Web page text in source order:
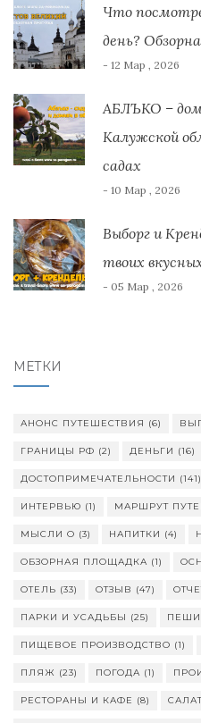
Что
день?
- 12 Мар , 2026
АБЛЪКО –
Калужской
садах
- 10 Мар , 2026
Выборг и
твоих
- 05 Мар , 2026
МЕТКИ
АНОНС ПУТЕШЕСТВИЯ (6)
ГРАНИЦЫ РФ (2) ДЕНЬГИ (16)
ДОСТОПРИМЕЧАТЕЛЬНОСТИ (141)
ИНТЕРВЬЮ (1) МАРШРУТ
МЫСЛИ О (3) НАПИТКИ (4)
ОБЗОРНАЯ ПЛОЩАДКА (1)
ОТЕЛЬ (33) ОТЗЫВ (47)
ПАРКИ И УСАДЬБЫ (25)
ПИЩЕВОЕ ПРОИЗВОДСТВО (1)
ПЛЯЖ (23) ПОГОДА (1)
РЕСТОРАНЫ И КАФЕ (8)